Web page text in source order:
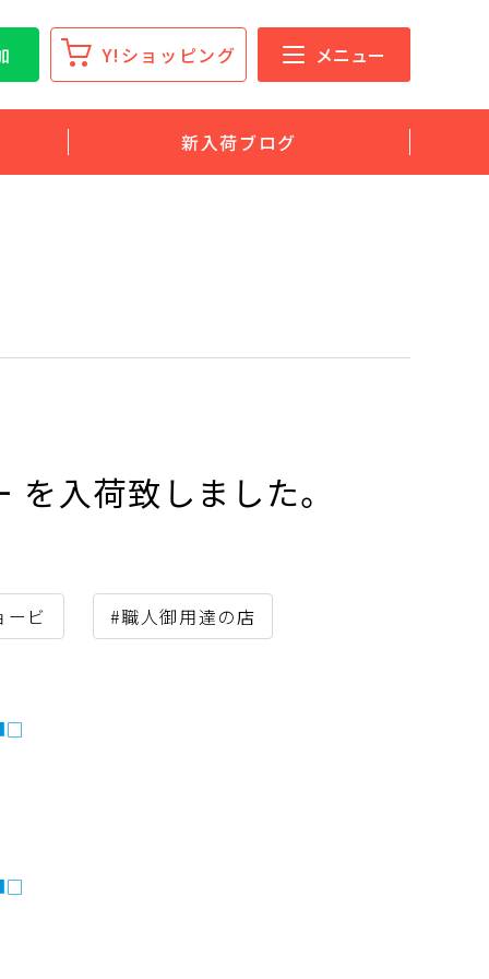
Y!ショッピング メニュー
新入荷ブログ
入荷致しました。
ービ #職人御用達の店